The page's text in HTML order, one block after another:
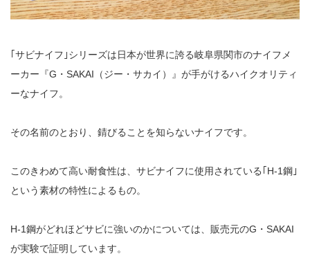
｢サビナイフ｣シリーズは日本が世界に誇る岐阜県関市のナイフメ
ーカー『G・SAKAI（ジー・サカイ）』が手がけるハイクオリティ
ーなナイフ。
その名前のとおり、錆びることを知らないナイフです。
このきわめて高い耐食性は、サビナイフに使用されている｢H-1鋼｣
という素材の特性によるもの。
H-1鋼がどれほどサビに強いのかについては、販売元のG・SAKAI
が実験で証明しています。